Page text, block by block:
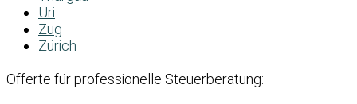
Uri
Zug
Zürich
Offerte für professionelle Steuerberatung: